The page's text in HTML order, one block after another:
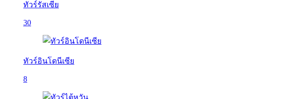
ทัวร์รัสเซีย
30
ทัวร์อินโดนีเซีย
8